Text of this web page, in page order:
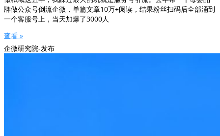
牌做公众号倒流企微，单篇文章10万+阅读，结果粉丝扫码后全部涌到
一个客服号上，当天加爆了3000人
查看 »
企微研究院-发布